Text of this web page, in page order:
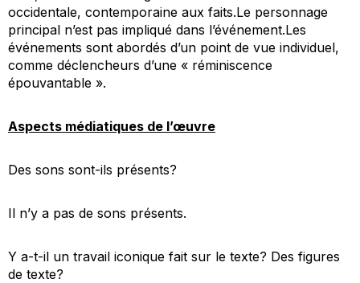
occidentale, contemporaine aux faits.Le personnage
principal n’est pas impliqué dans l’événement.Les
événements sont abordés d’un point de vue individuel,
comme déclencheurs d’une « réminiscence
épouvantable ».
Aspects médiatiques de l’œuvre
Des sons sont-ils présents?
Il n’y a pas de sons présents.
Y a-t-il un travail iconique fait sur le texte? Des figures
de texte?